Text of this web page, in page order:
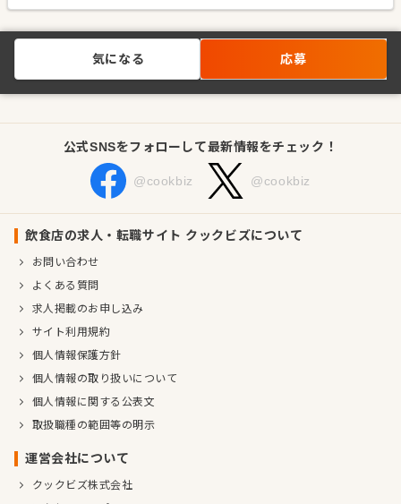
気になる 応募
公式SNSをフォローして最新情報をチェック！
@cookbiz @cookbiz
飲食店の求人・転職サイト クックビズについて
お問い合わせ
よくある質問
求人掲載のお申し込み
サイト利用規約
個人情報保護方針
個人情報の取り扱いについて
個人情報に関する公表文
取扱職種の範囲等の明示
運営会社について
クックビズ株式会社